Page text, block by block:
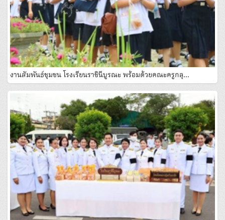
งานสัมพันธ์ชุมชน โรงเรียนราชินีบูรณะ พร้อมด้วยคณะครูกลุ…